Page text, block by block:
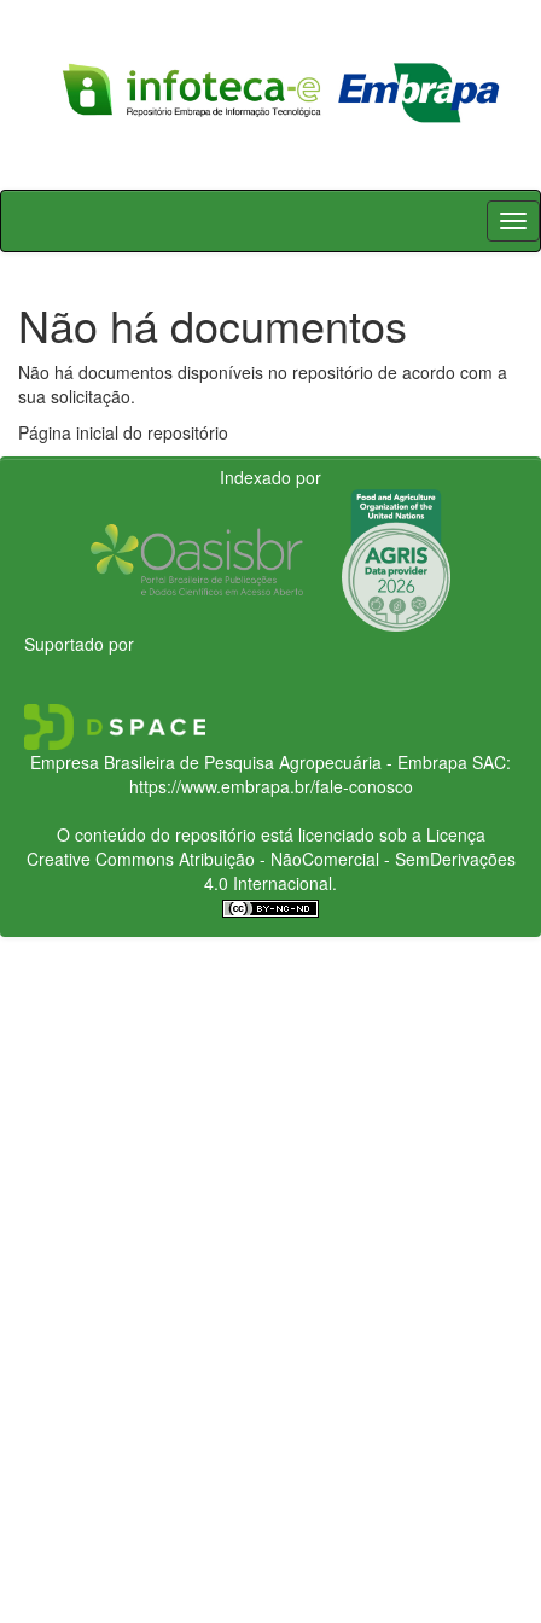
Skip
Não há documentos
Não há documentos disponíveis no repositório de acordo com a
sua solicitação.
Página inicial do repositório
Indexado por
Suportado por
Empresa Brasileira de Pesquisa Agropecuária - Embrapa SAC:
https://www.embrapa.br/fale-conosco
O conteúdo do repositório está licenciado sob a Licença
Creative CommonsAtribuição - NãoComercial - SemDerivações
4.0 Internacional.